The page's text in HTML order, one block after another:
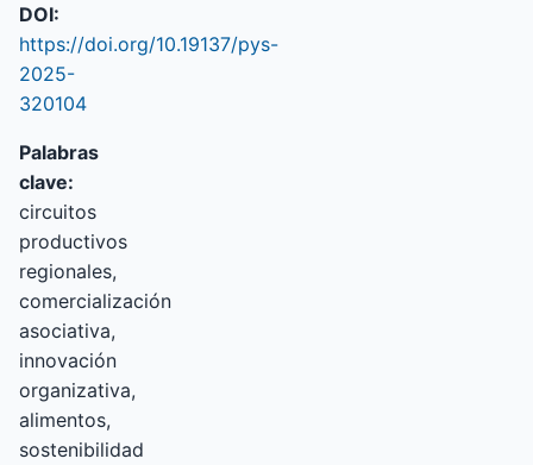
DOI:
https://doi.org/10.19137/pys-
2025-
320104
Palabras
clave:
circuitos
productivos
regionales,
comercialización
asociativa,
innovación
organizativa,
alimentos,
sostenibilidad